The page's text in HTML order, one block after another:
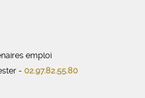
emploi
- 02.97.82.55.80